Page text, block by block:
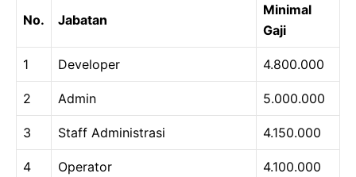
No. Jabatan
Minimal
Gaji
1 Developer 4.800.000
2 Admin 5.000.000
3 Staff Administrasi 4.150.000
4 Operator 4.100.000